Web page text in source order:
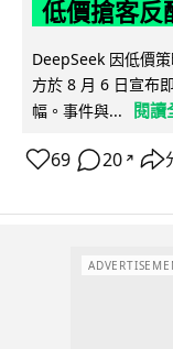
低價搶客反
DeepSeek 因低價
方於 8 月 6 日宣布
幅。事件與...
閱讀
69 20 ↗